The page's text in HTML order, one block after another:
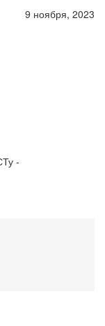
9 ноября, 2023
-